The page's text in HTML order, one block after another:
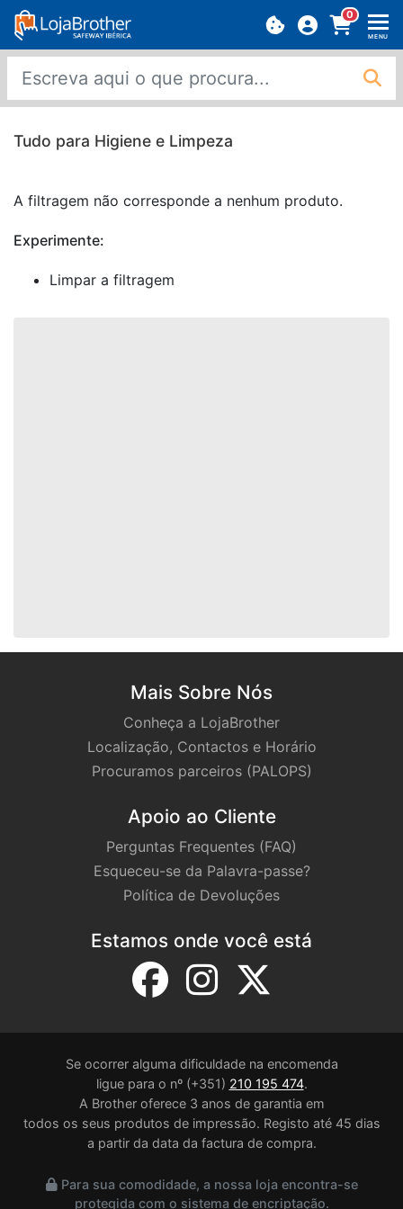
0
MENU
Tudo para Higiene e Limpeza
A filtragem não corresponde a nenhum produto.
Experimente:
Limpar a filtragem
Mais Sobre Nós
Conheça a LojaBrother
Localização, Contactos e Horário
Procuramos parceiros (PALOPS)
Apoio ao Cliente
Perguntas Frequentes (FAQ)
Esqueceu-se da Palavra-passe?
Política de Devoluções
Estamos onde você está
Se ocorrer alguma dificuldade na encomenda
ligue para o nº (+351) 210 195 474.
A Brother oferece 3 anos de garantia em
todos os seus produtos de impressão. Registo até 45 dias
a partir da data da factura de compra.
Para sua comodidade, a nossa loja encontra-se
protegida com o sistema de encriptação.